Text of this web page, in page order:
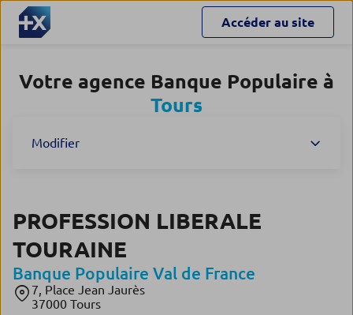
Accéder au site
Votre agence Banque Populaire à
Tours
Modifier
PROFESSION LIBERALE
TOURAINE
Banque Populaire Val de France
7, Place Jean Jaurès
37000 Tours